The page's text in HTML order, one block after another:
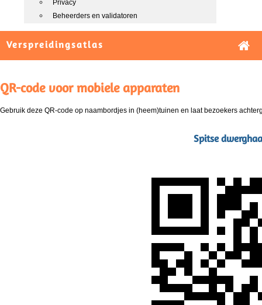
Privacy
Beheerders en validatoren
Verspreidingsatlas
QR-code voor mobiele apparaten
Gebruik deze QR-code op naambordjes in (heem)tuinen en laat bezoekers
Spitse